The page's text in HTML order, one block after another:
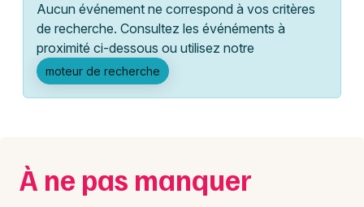
Activité & Expérience
Manifestations
Foires & salons
Concerts
Lyon
Marseille
Mulhouse
Nice
Aucun événement ne correspond à vos critères
de recherche. Consultez les événéments à
proximité ci-dessous ou utilisez notre
moteur de recherche
À ne pas manquer